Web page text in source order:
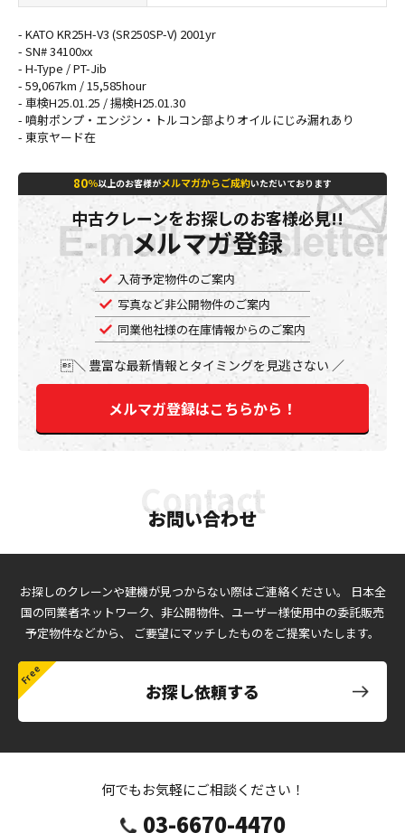
- KATO KR25H-V3 (SR250SP-V) 2001yr
- SN# 34100xx
- H-Type / PT-Jib
- 59,067km / 15,585hour
- 車検H25.01.25 / 揚検H25.01.30
- 噴射ポンプ・エンジン・トルコン部よりオイルにじみ漏れあり
- 東京ヤード在
80％以上のお客様がメルマガからご成約いただいております
中古クレーンをお探しのお客様必見!!
メルマガ登録
入荷予定物件のご案内
写真など非公開物件のご案内
同業他社様の在庫情報からのご案内
豊富な最新情報とタイミングを見逃さない
メルマガ登録はこちらから！
お問い合わせ
お探しのクレーンや建機が見つからない際はご連絡ください。
日本全
国の同業者ネットワーク、非公開物件、ユーザー様使用中の委託販売
予定物件などから、
ご要望にマッチしたものをご提案いたします。
お探し依頼する
何でもお気軽にご相談ください！
03-6670-4470